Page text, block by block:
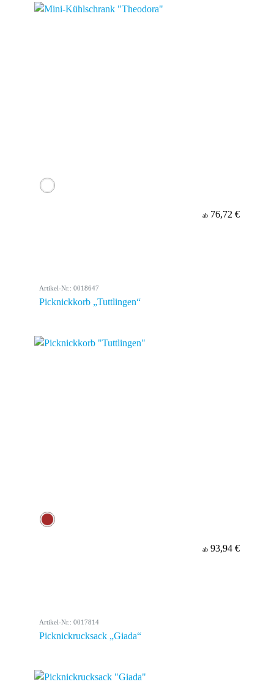
ab 76,72 €
Artikel-Nr.: 0018647
Picknickkorb „Tuttlingen“
ab 93,94 €
Artikel-Nr.: 0017814
Picknickrucksack „Giada“